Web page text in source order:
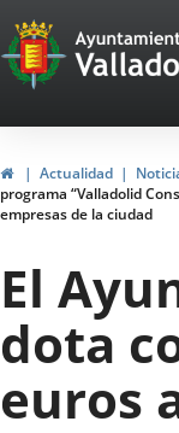
Portal
Web
del
de
InicioActualidad
programa “Valladolid
empresas de la ciudad
El
dota
euros